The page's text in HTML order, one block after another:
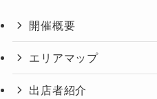
開催概要
エリアマップ
出店者紹介